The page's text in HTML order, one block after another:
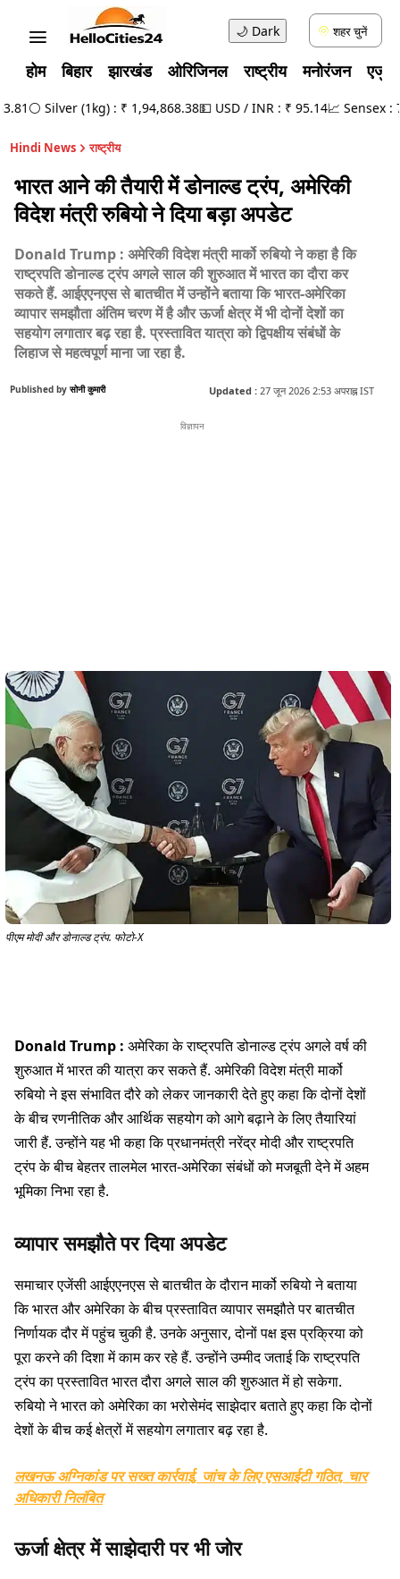
🌙 Dark शहर चुनें
होम बिहार झारखंड ओरिजिनल राष्ट्रीय मनोरंजन
⚪ Silver (1kg) : ₹ 1,94,868.38💵 USD / INR : ₹ 95.14📈 Sensex :
Hindi News राष्ट्रीय
भारत आने की तैयारी में डोनाल्ड ट्रंप, अमेरिकी
विदेश मंत्री रुबियो ने दिया बड़ा अपडेट
Donald Trump : अमेरिकी विदेश मंत्री मार्को रुबियो ने कहा है कि
राष्ट्रपति डोनाल्ड ट्रंप अगले साल की शुरुआत में भारत का दौरा कर
सकते हैं. आईएएनएस से बातचीत में उन्होंने बताया कि भारत-अमेरिका
व्यापार समझौता अंतिम चरण में है और ऊर्जा क्षेत्र में भी दोनों देशों का
सहयोग लगातार बढ़ रहा है. प्रस्तावित यात्रा को द्विपक्षीय संबंधों के
लिहाज से महत्वपूर्ण माना जा रहा है.
Published by सोनी कुमारी Updated : 27 जून 2026 2:53 अपराह्न IST
विज्ञापन
पीएम मोदी और डोनाल्ड ट्रंप. फोटो-X
Donald Trump : अमेरिका के राष्ट्रपति डोनाल्ड ट्रंप अगले वर्ष की
शुरुआत में भारत की यात्रा कर सकते हैं. अमेरिकी विदेश मंत्री मार्को
रुबियो ने इस संभावित दौरे को लेकर जानकारी देते हुए कहा कि दोनों देशों
के बीच रणनीतिक और आर्थिक सहयोग को आगे बढ़ाने के लिए तैयारियां
जारी हैं. उन्होंने यह भी कहा कि प्रधानमंत्री नरेंद्र मोदी और राष्ट्रपति
ट्रंप के बीच बेहतर तालमेल भारत-अमेरिका संबंधों को मजबूती देने में अहम
भूमिका निभा रहा है.
व्यापार समझौते पर दिया अपडेट
समाचार एजेंसी आईएएनएस से बातचीत के दौरान मार्को रुबियो ने बताया
कि भारत और अमेरिका के बीच प्रस्तावित व्यापार समझौते पर बातचीत
निर्णायक दौर में पहुंच चुकी है. उनके अनुसार, दोनों पक्ष इस प्रक्रिया को
पूरा करने की दिशा में काम कर रहे हैं. उन्होंने उम्मीद जताई कि राष्ट्रपति
ट्रंप का प्रस्तावित भारत दौरा अगले साल की शुरुआत में हो सकेगा.
रुबियो ने भारत को अमेरिका का भरोसेमंद साझेदार बताते हुए कहा कि दोनों
देशों के बीच कई क्षेत्रों में सहयोग लगातार बढ़ रहा है.
लखनऊ अग्निकांड पर सख्त कार्रवाई, जांच के लिए एसआईटी गठित, चार
अधिकारी निलंबित
ऊर्जा क्षेत्र में साझेदारी पर भी जोर